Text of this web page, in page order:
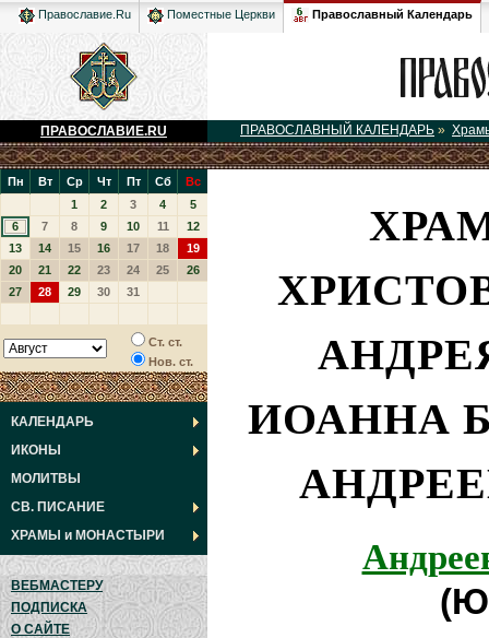
Православие.Ru Поместные Церкви Православный Календарь
ПРАВОСЛАВИЕ.RU ПРАВОСЛАВНЫЙ КАЛЕНДАРЬ »
Пн Вт Ср Чт Пт Сб
Вс
1
2 3 4
5
6
7 8 9 10 11
12
13
14 15 16 17 18
19
20
21 22 23 24 25
26
27
28 29 30 31
Ст. ст.
Нов. ст.
КАЛЕНДАРЬ
ИКОНЫ
МОЛИТВЫ
СВ. ПИСАНИЕ
ХРАМЫ и МОНАСТЫРИ
ВЕБМАСТЕРУ
ПОДПИСКА
О САЙТЕ
ИОАННА